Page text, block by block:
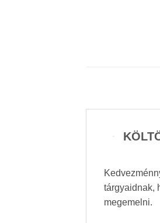
tárgyaidnak,
megemelni.